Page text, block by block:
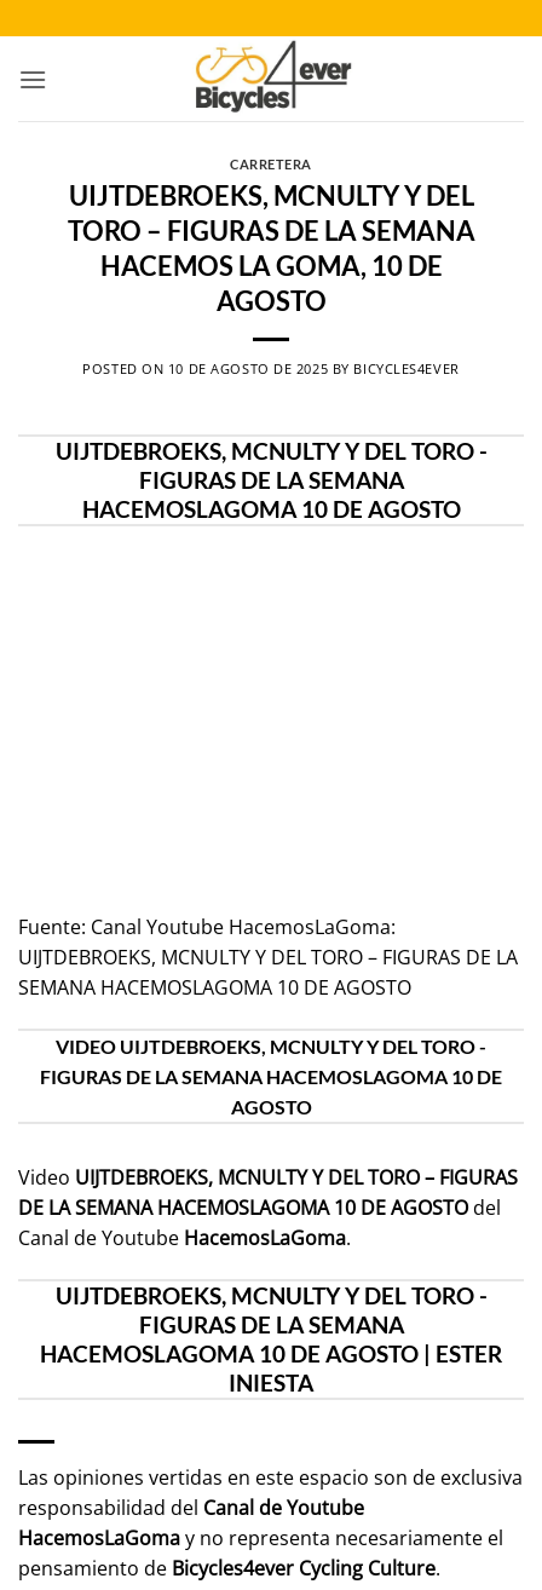
al
contenido
CARRETERA
UIJTDEBROEKS, MCNULTY Y DEL
TORO – FIGURAS DE LA SEMANA
HACEMOS LA GOMA, 10 DE
AGOSTO
POSTED ON 10 DE AGOSTO DE 2025 BY BICYCLES4EVER
UIJTDEBROEKS, MCNULTY Y DEL TORO -
FIGURAS DE LA SEMANA
HACEMOSLAGOMA 10 DE AGOSTO
Fuente: Canal Youtube HacemosLaGoma:
UIJTDEBROEKS, MCNULTY Y DEL TORO – FIGURAS DE LA
SEMANA HACEMOSLAGOMA 10 DE AGOSTO
VIDEO UIJTDEBROEKS, MCNULTY Y DEL TORO -
FIGURAS DE LA SEMANA HACEMOSLAGOMA 10 DE
AGOSTO
Video UIJTDEBROEKS, MCNULTY Y DEL TORO – FIGURAS
DE LA SEMANA HACEMOSLAGOMA 10 DE AGOSTOdel
Canal de Youtube HacemosLaGoma.
UIJTDEBROEKS, MCNULTY Y DEL TORO -
FIGURAS DE LA SEMANA
HACEMOSLAGOMA 10 DE AGOSTO | ESTER
INIESTA
Las opiniones vertidas en este espacio son de exclusiva
responsabilidad del Canal de Youtube
HacemosLaGomay no representa necesariamente el
pensamiento de Bicycles4ever Cycling Culture.